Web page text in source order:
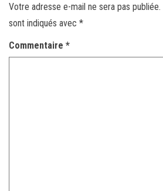
Votre adresse e-mail ne sera pas publiée.
sont indiqués avec *
Commentaire *